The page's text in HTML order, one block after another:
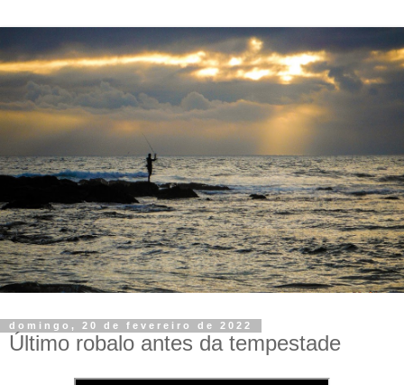
domingo, 20 de fevereiro de 2022
Último robalo antes da tempestade